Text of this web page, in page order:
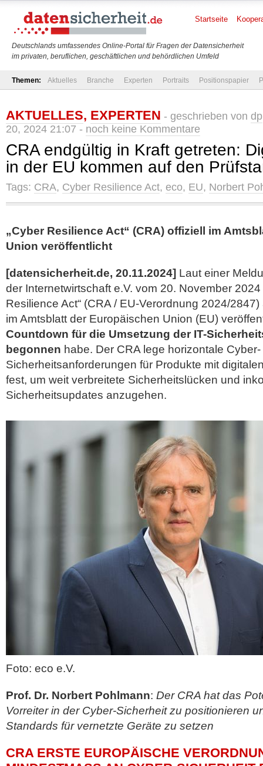
Deutschlands umfassendes Online-Portal für Fragen der Datensicherheit
im privaten, beruflichen, geschäftlichen und behördlichen Umfeld
Startseite
Themen: Aktuelles Branche Experten Portraits Positionspapier
AKTUELLES, EXPERTEN - geschrieben von dp
20, 2024 21:07 - noch keine Kommentare
CRA endgültig in Kraft getreten:
in der EU kommen auf den
Tags: CRA, Cyber Resilience Act, eco, EU, Norbert
„Cyber Resilience Act“ (CRA) offiziell im
Union veröffentlicht
[datensicherheit.de, 20.11.2024] Laut einer
der Internetwirtschaft e.V. vom 20. November
Resilience Act“ (CRA / EU-Verordnung 2024/
im Amtsblatt der Europäischen Union (EU)
Countdown für die Umsetzung der IT-
begonnen habe. Der CRA lege horizontale Cyber-
Sicherheitsanforderungen für Produkte mit
fest, um weit verbreitete Sicherheitslücken und
Sicherheitsupdates anzugehen.
Foto: eco e.V.
Prof. Dr. Norbert Pohlmann: Der CRA hat das
Vorreiter in der Cyber-Sicherheit zu positionieren
Standards für vernetzte Geräte zu setzen
CRA ERSTE EUROPÄISCHE